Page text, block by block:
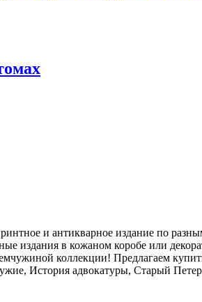
и антикварное издание по
издания в кожаном коробе или
коллекции! Предлагаем
История адвокатуры, Старый